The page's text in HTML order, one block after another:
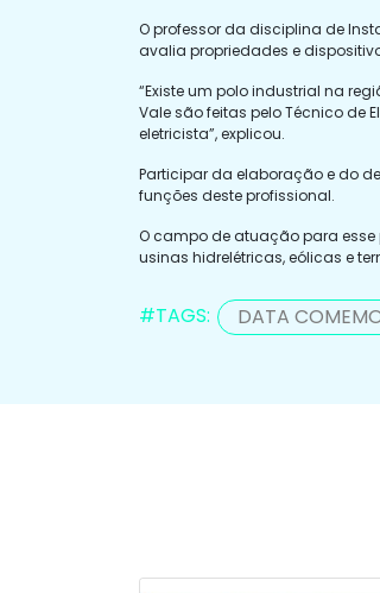
O professor da disciplina de
avalia propriedades e
“Existe um polo industrial na
Vale são feitas pelo Técnico de
eletricista”, explicou.
Participar da elaboração e do
funções deste profissional.
O campo de atuação para esse
usinas hidrelétricas, eólicas e
#TAGS: DATA